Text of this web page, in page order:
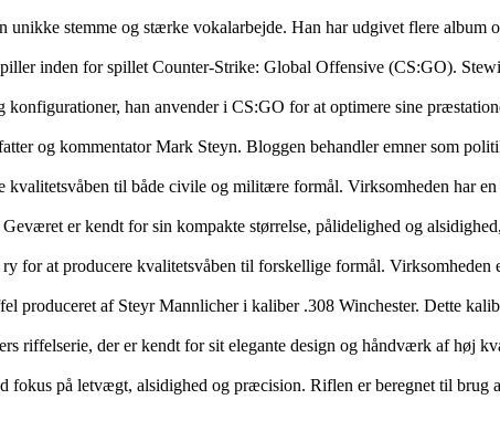
unikke stemme og stærke vokalarbejde. Han har udgivet flere
inden for spillet Counter-Strike: Global Offensive (CS:GO).
han anvender i CS:GO for at optimere sine
og kommentator Mark Steyn. Bloggen behandler emner som
til både civile og militære formål. Virksomheden har
er kendt for sin kompakte størrelse, pålidelighed og
for at producere kvalitetsvåben til forskellige formål.
produceret af Steyr Mannlicher i kaliber .308 Winchester. Dette
riffelserie, der er kendt for sit elegante design og håndværk af høj
fokus på letvægt, alsidighed og præcision. Riflen er beregnet til